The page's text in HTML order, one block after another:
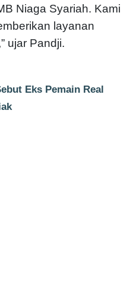
Niaga Syariah. Kami
layanan
ujar Pandji.
Eks Pemain Real